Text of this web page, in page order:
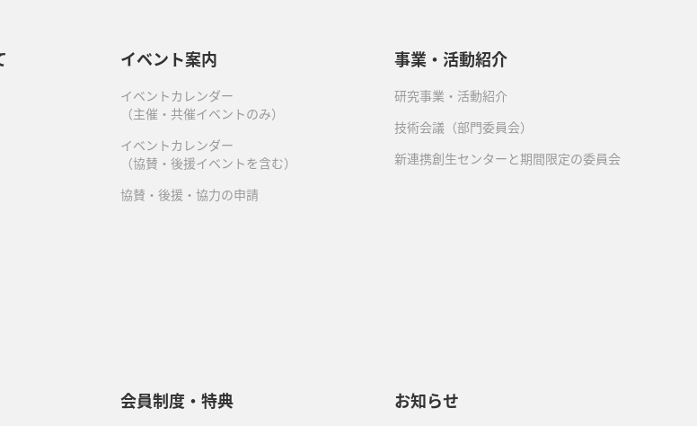
イベント案内
イベントカレンダー
（主催・共催イベントのみ）
イベントカレンダー
（協賛・後援イベントを含む）
協賛・後援・協力の申請
事業・活動紹介
研究事業・活動紹介
技術会議（部門委員会）
新連携創生センターと期間限定の委員会
会員制度・特典 お知らせ